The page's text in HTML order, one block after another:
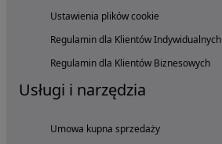
Ustawienia plików cookie
Regulamin dla Klientów Indywidualnych
Regulamin dla Klientów Biznesowych
Usługi i narzędzia
Umowa kupna sprzedaży